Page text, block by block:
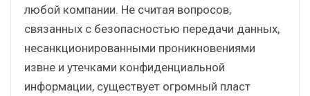
любой компании. Не считая вопросов,
связанных с безопасностью передачи данных,
несанкционированными проникновениями
извне и утечками конфиденциальной
информации, существует огромный пласт